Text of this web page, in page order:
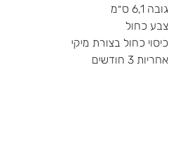
גובה 6,1 ס״מ
צבע כחול
כיסוי כחול בצורת מיקי
אחריות 3 חודשים